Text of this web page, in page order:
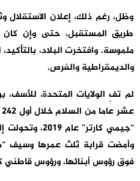
وظل، رغم ذلك، إعلان الاستقلال
طريق المستقبل، حتى وإن
ملموسة. وافتخرت البلاد،
والديمقراطية والفرص.
لم تفِ الولايات المتحدة،
“جيمي كارتر”
وأمضت قرابة ثلث عمرها وسيف
فوق رؤوس أبنائها، ورؤوس